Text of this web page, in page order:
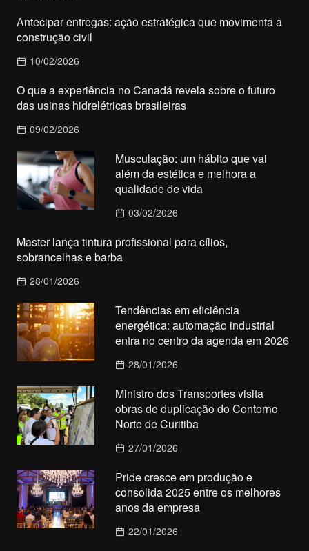
Antecipar entregas: ação estratégica que movimenta a
construção civil
10/02/2026
O que a experiência no Canadá revela sobre o futuro
das usinas hidrelétricas brasileiras
09/02/2026
Musculação: um hábito que vai
além da estética e melhora a
qualidade de vida
03/02/2026
Master lança tintura profissional para cílios,
sobrancelhas e barba
28/01/2026
Tendências em eficiência
energética: automação industrial
entra no centro da agenda em 2026
28/01/2026
Ministro dos Transportes visita
obras de duplicação do Contorno
Norte de Curitiba
27/01/2026
Pride cresce em produção e
consolida 2025 entre os melhores
anos da empresa
22/01/2026